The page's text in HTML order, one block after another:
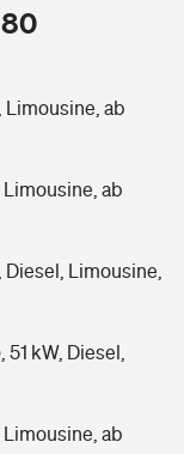
Kids
Alter?
Limousine, ab
Limousine, ab
Diesel, Limousine,
kW, Diesel,
Limousine, ab